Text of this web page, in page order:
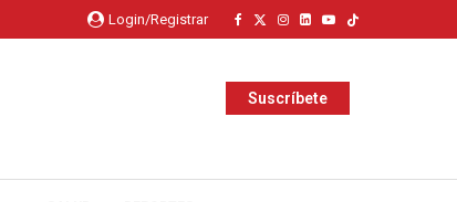
Login/Registrar
Suscríbete